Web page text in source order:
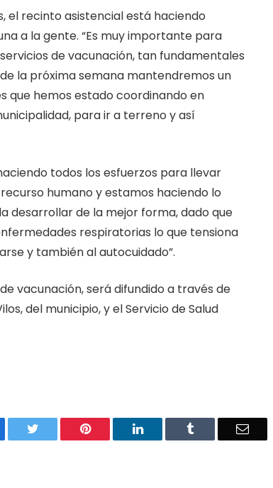
el recinto asistencial está haciendo
a la gente. “Es muy importante para
de vacunación, tan fundamentales
la próxima semana mantendremos un
que hemos estado coordinando en
para ir a terreno y así
todos los esfuerzos para llevar
humano y estamos haciendo lo
desarrollar de la mejor forma, dado que
respiratorias lo que tensiona
y también al autocuidado”.
vacunación, será difundido a través de
del municipio, y el Servicio de Salud
Twitter Pinterest LinkedIn Tumblr Email